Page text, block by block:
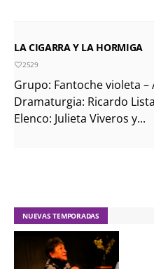
LA CIGARRA Y LA HORMIGA
2529
Grupo: Fantoche violeta –
Dramaturgia: Ricardo
Elenco: Julieta Viveros y...
NUEVAS TEMPORADAS